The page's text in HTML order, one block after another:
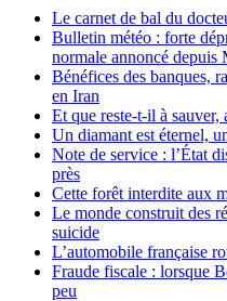
Le carnet de bal du
Bulletin météo : forte
normale annoncé depuis
Bénéfices des banques,
en Iran
Et que reste-t-il à sauver,
Un diamant est éternel,
Note de service : l’État
près
Cette forêt interdite aux
Le monde construit des
suicide
L’automobile française
Fraude fiscale : lorsque
peu